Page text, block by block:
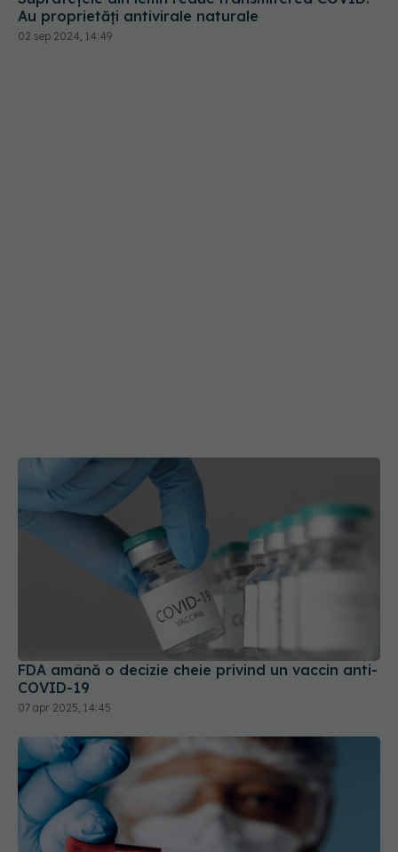
Au proprietăți antivirale naturale
02 sep 2024, 14:49
FDA amână o decizie cheie privind un vaccin anti-
COVID-19
07 apr 2025, 14:45